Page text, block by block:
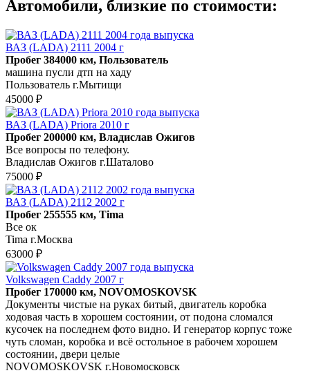
Автомобили, близкие по стоимости:
ВАЗ (LADA) 2111 2004 г
Пробег 384000 км, Пользователь
машина пусли дтп на хаду
Пользователь г.Мытищи
45000 ₽
ВАЗ (LADA) Priora 2010 г
Пробег 200000 км, Владислав Ожигов
Все вопросы по телефону.
Владислав Ожигов г.Шаталово
75000 ₽
ВАЗ (LADA) 2112 2002 г
Пробег 255555 км, Tima
Все ок
Tima г.Москва
63000 ₽
Volkswagen Caddy 2007 г
Пробег 170000 км, NOVOMOSKOVSK
Документы чистые на руках битый, двигатель коробка
ходовая часть в хорошем состоянии, от подона сломался
кусочек на последнем фото видно. И генератор корпус тоже
чуть сломан, коробка и всё остольное в рабочем хорошем
состоянии, двери целые
NOVOMOSKOVSK г.Новомосковск